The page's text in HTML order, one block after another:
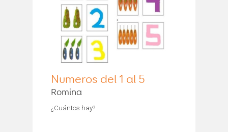
Numeros del 1 al 5
Romina
¿Cuántos hay?